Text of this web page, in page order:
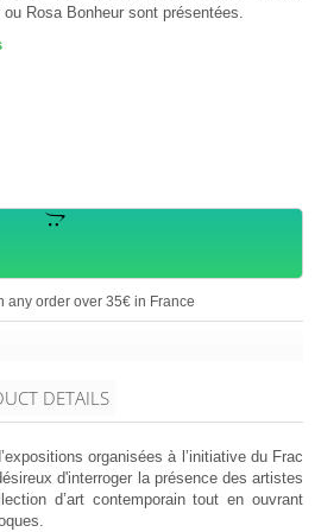
Rosa Bonheur sont présentées.
any order over 35€ in France
DETAILS
organisées à l’initiative du Frac
d'interroger la présence des artistes
d’art contemporain tout en ouvrant